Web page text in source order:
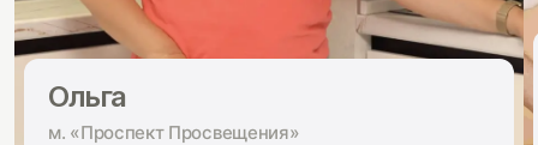
Ольга
м. «Проспект Просвещения»